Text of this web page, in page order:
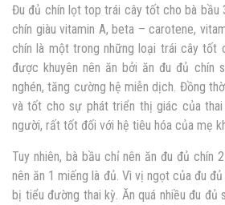
Đu đủ chín lọt top trái cây tốt cho bà bầu
chín giàu vitamin A, beta – carotene,
chín là một trong những loại trái cây tốt
được khuyên nên ăn bởi ăn đu đủ chín
nghén, tăng cường hệ miễn dịch. Đồng
và tốt cho sự phát triển thị giác của
người, rất tốt đối với hệ tiêu hóa của mẹ
Tuy nhiên, bà bầu chỉ nên ăn đu đủ chín
nên ăn 1 miếng là đủ. Vì vị ngọt của đu
bị tiểu đường thai kỳ. Ăn quá nhiều đu đủ